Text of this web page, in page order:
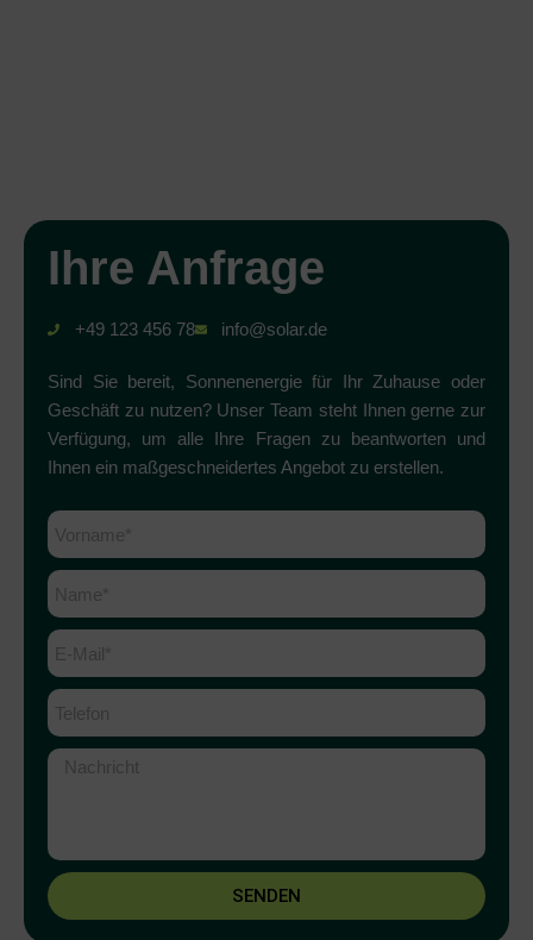
Ihre Anfrage
+49 123 456 78 info@solar.de
Sind Sie bereit, Sonnenenergie für Ihr Zuhause oder
Geschäft zu nutzen? Unser Team steht Ihnen gerne zur
Verfügung, um alle Ihre Fragen zu beantworten und
Ihnen ein maßgeschneidertes Angebot zu erstellen.
SENDEN